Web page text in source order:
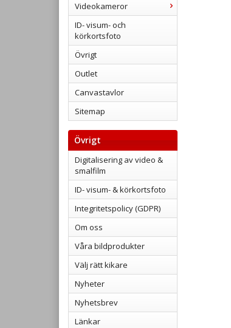
Videokameror
ID- visum- och
körkortsfoto
Övrigt
Outlet
Canvastavlor
Sitemap
Övrigt
Digitalisering av video &
smalfilm
ID- visum- & körkortsfoto
Integritetspolicy (GDPR)
Om oss
Våra bildprodukter
Välj rätt kikare
Nyheter
Nyhetsbrev
Länkar